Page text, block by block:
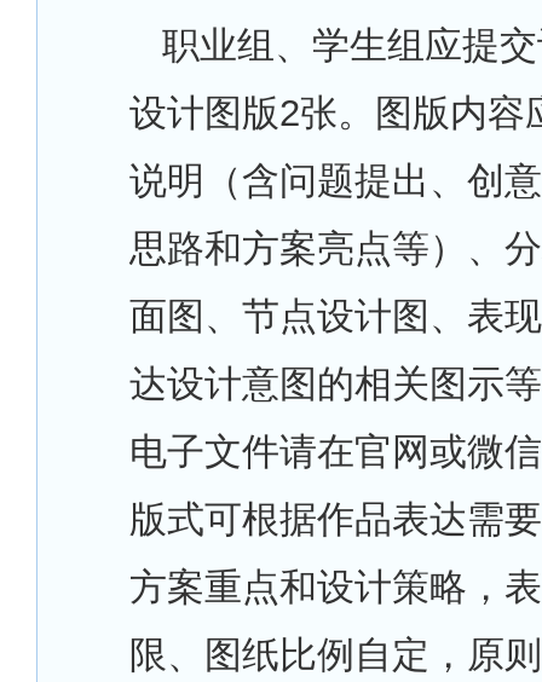
职业组、学生组应提
设计图版2张。图版内容
说明（含问题提出、创
思路和方案亮点等）、
面图、节点设计图、表
达设计意图的相关图示
电子文件请在官网或微
版式可根据作品表达需
方案重点和设计策略，
限、图纸比例自定，原